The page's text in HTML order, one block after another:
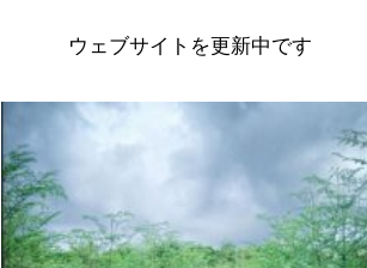
ウェブサイトを更新中です